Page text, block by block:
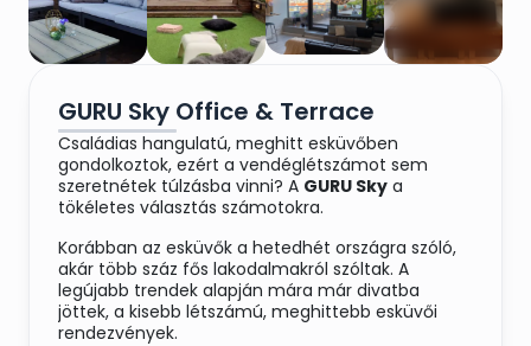
GURU Sky Office & Terrace
Családias hangulatú, meghitt esküvőben
gondolkoztok, ezért a vendéglétszámot sem
szeretnétek túlzásba vinni? A GURU Sky a
tökéletes választás számotokra.
Korábban az esküvők a hetedhét országra szóló,
akár több száz fős lakodalmakról szóltak. A
legújabb trendek alapján mára már divatba
jöttek, a kisebb létszámú, meghittebb esküvői
rendezvények.